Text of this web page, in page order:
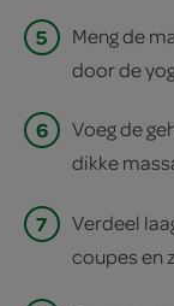
5
Meng de
door de
6
Voeg de
dikke
7
Verdeel
coupes en